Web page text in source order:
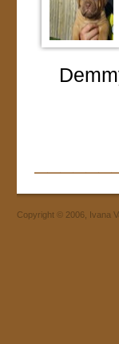
Copyright © 2006, Ivana